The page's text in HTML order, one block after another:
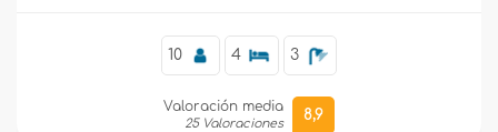
10 4 3
Valoración media
25 Valoraciones
8,9